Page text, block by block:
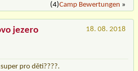
(4)Camp Bewertungen »
jezero 18. 08. 2018
pro děti????.